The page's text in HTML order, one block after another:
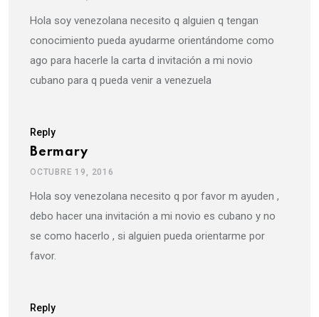
Hola soy venezolana necesito q alguien q tengan
conocimiento pueda ayudarme orientándome como
ago para hacerle la carta d invitación a mi novio
cubano para q pueda venir a venezuela
Reply
Bermary
OCTUBRE 19, 2016
Hola soy venezolana necesito q por favor m ayuden ,
debo hacer una invitación a mi novio es cubano y no
se como hacerlo , si alguien pueda orientarme por
favor.
Reply